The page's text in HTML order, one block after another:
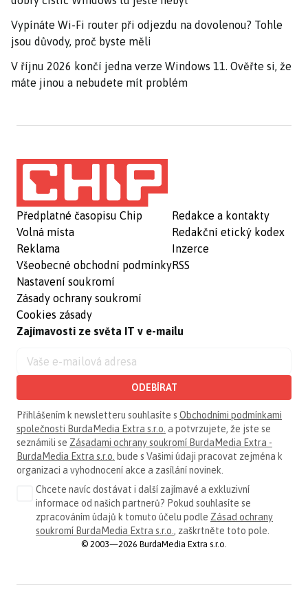
Vypínáte Wi-Fi router při odjezdu na dovolenou? Tohle
jsou důvody, proč byste měli
V říjnu 2026 končí jedna verze Windows 11. Ověřte si, že
máte jinou a nebudete mít problém
Předplatné časopisu Chip
Volná místa
Reklama
Všeobecné obchodní podmínky
Nastavení soukromí
Zásady ochrany soukromí
Cookies zásady
Redakce a kontakty
Redakční etický kodex
Inzerce
RSS
Zajímavosti ze světa IT v e-mailu
ODEBÍRAT
Přihlášením k newsletteru souhlasíte s Obchodními podmínkami
společnosti BurdaMedia Extra s.r.o. a potvrzujete, že jste se
seznámili se Zásadami ochrany soukromí BurdaMedia Extra -
BurdaMedia Extra s.r.o. bude s Vašimi údaji pracovat zejména k
organizaci a vyhodnocení akce a zasílání novinek.
Chcete navíc dostávat i další zajímavé a exkluzivní
informace od našich partnerů? Pokud souhlasíte se
zpracováním údajů k tomuto účelu podle Zásad ochrany
soukromí BurdaMedia Extra s.r.o., zaškrtněte toto pole.
© 2003—2026 BurdaMedia Extra s.r.o.